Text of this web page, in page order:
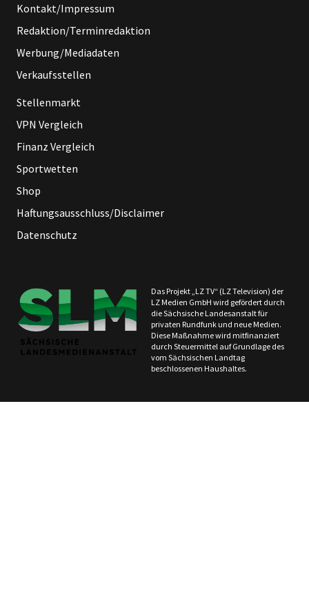
Kontakt/Impressum
Redaktion/Terminredaktion
Werbung/Mediadaten
Verkaufsstellen
Stellenmarkt
VPN Vergleich
Finanz Vergleich
Sportwetten
Shop
Haftungsausschluss/Disclaimer
Datenschutz
Das Projekt „LZ TV“ (LZ Television) der
LZ Medien GmbH wird gefördert durch
die Sächsische Landesanstalt für
privaten Rundfunk und neue Medien.
Diese Maßnahme wird mitfinanziert
durch Steuermittel auf Grundlage des
vom Sächsischen Landtag
beschlossenen Haushaltes.